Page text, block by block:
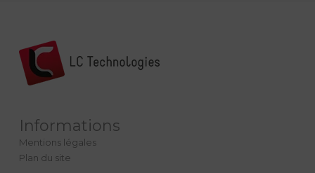
Informations
Mentions légales
Plan du site